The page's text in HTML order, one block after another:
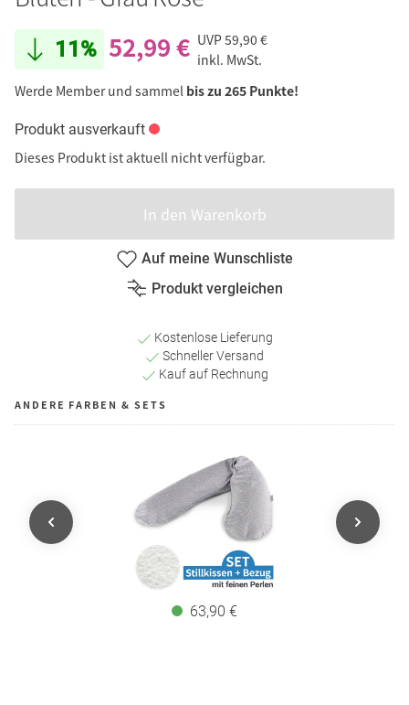
11% 52,99 € UVP59,90 €
inkl. MwSt.
Werde Member und sammel bis zu 265 Punkte!
Produkt ausverkauft
Dieses Produkt ist aktuell nicht verfügbar.
In den Warenkorb
Auf meine Wunschliste
Produkt vergleichen
Kostenlose Lieferung
Schneller Versand
Kauf auf Rechnung
ANDERE FARBEN & SETS
63,90 €